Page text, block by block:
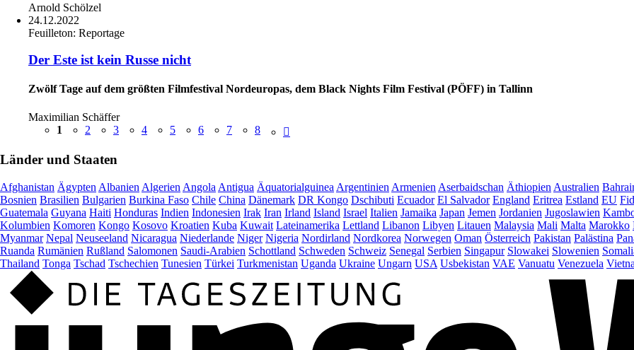
Arnold Schölzel
24.12.2022
Feuilleton: Reportage
Der Este ist kein Russe nicht
Zwölf Tage auf dem größten Filmfestival Nordeuropas, dem Black Nights Film Festival (PÖFF) in Tallinn
Maximilian Schäffer
1
2 3 4 5 6 7 8
Länder und Staaten
Afghanistan Ägypten Albanien Algerien Angola Antigua Äquatorialguinea Argentinien Armenien Aserbaidschan Äthiopien Australien
Bosnien Brasilien Bulgarien Burkina Faso Chile China Dänemark DR Kongo Dschibuti Ecuador El Salvador England Eritrea Estland EU
Guatemala Guyana Haiti Honduras Indien Indonesien Irak Iran Irland Island Israel Italien Jamaika Japan Jemen Jordanien Jugoslawien
Kolumbien Komoren Kongo Kosovo Kroatien Kuba Kuwait Lateinamerika Lettland Libanon Libyen Litauen Malaysia Mali Malta Marokko
Myanmar Nepal Neuseeland Nicaragua Niederlande Niger Nigeria Nordirland Nordkorea Norwegen Oman Österreich Pakistan Palästina
Ruanda Rumänien Rußland Salomonen Saudi-Arabien Schottland Schweden Schweiz Senegal Serbien Singapur Slowakei Slowenien
Thailand Tonga Tschad Tschechien Tunesien Türkei Turkmenistan Uganda Ukraine Ungarn USA Usbekistan VAE Vanuatu Venezuela